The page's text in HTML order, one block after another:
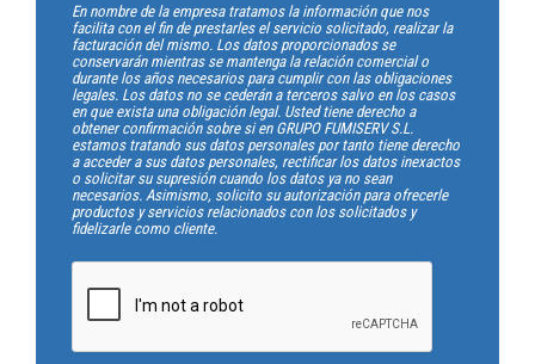
En nombre de la empresa tratamos la información que nos
facilita con el fin de prestarles el servicio solicitado, realizar la
facturación del mismo. Los datos proporcionados se
conservarán mientras se mantenga la relación comercial o
durante los años necesarios para cumplir con las obligaciones
legales. Los datos no se cederán a terceros salvo en los casos
en que exista una obligación legal. Usted tiene derecho a
obtener confirmación sobre si en GRUPO FUMISERV S.L.
estamos tratando sus datos personales por tanto tiene derecho
a acceder a sus datos personales, rectificar los datos inexactos
o solicitar su supresión cuando los datos ya no sean
necesarios. Asimismo, solicito su autorización para ofrecerle
productos y servicios relacionados con los solicitados y
fidelizarle como cliente.